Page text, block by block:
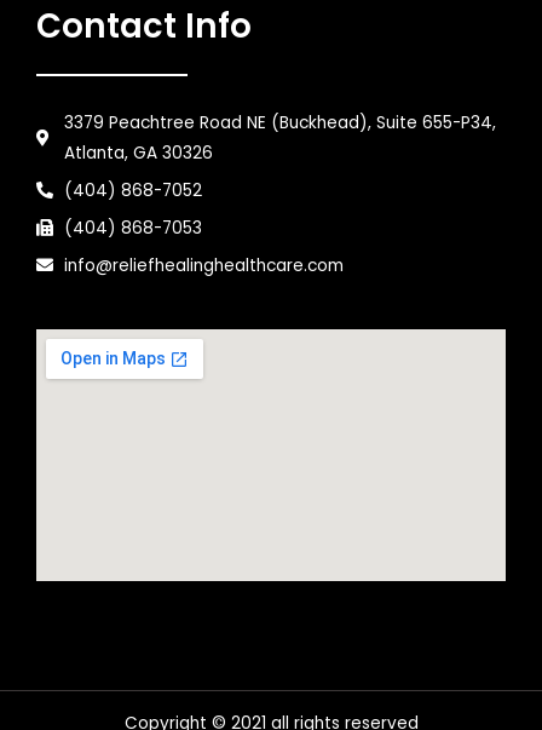
Contact Info
3379 Peachtree Road NE (Buckhead), Suite 655-P34,
Atlanta, GA 30326
(404) 868-7052
(404) 868-7053
info@reliefhealinghealthcare.com
Copyright © 2021 all rights reserved